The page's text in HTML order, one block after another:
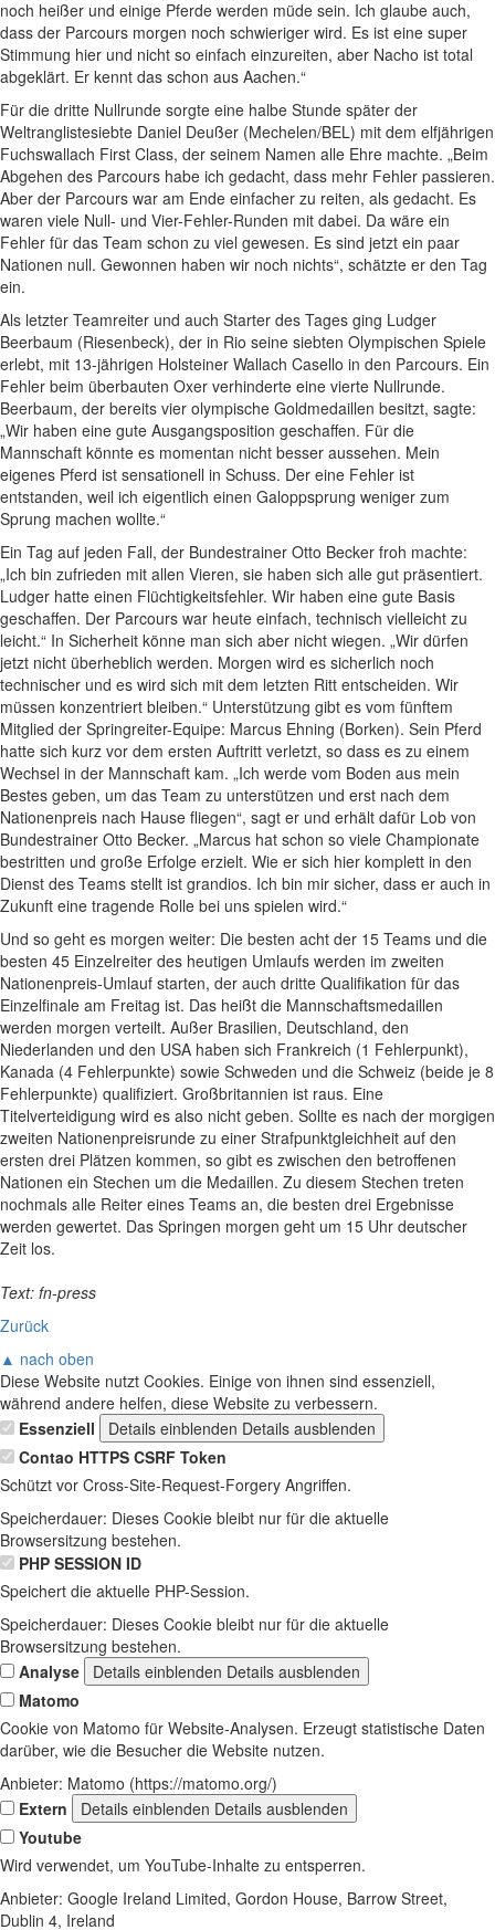
noch heißer und einige Pferde werden müde sein. Ich glaube auch,
dass der Parcours morgen noch schwieriger wird. Es ist eine super
Stimmung hier und nicht so einfach einzureiten, aber Nacho ist total
abgeklärt. Er kennt das schon aus Aachen.“
Für die dritte Nullrunde sorgte eine halbe Stunde später der
Weltranglistesiebte Daniel Deußer (Mechelen/BEL) mit dem elfjährigen
Fuchswallach First Class, der seinem Namen alle Ehre machte. „Beim
Abgehen des Parcours habe ich gedacht, dass mehr Fehler passieren.
Aber der Parcours war am Ende einfacher zu reiten, als gedacht. Es
waren viele Null- und Vier-Fehler-Runden mit dabei. Da wäre ein
Fehler für das Team schon zu viel gewesen. Es sind jetzt ein paar
Nationen null. Gewonnen haben wir noch nichts“, schätzte er den Tag
ein.
Als letzter Teamreiter und auch Starter des Tages ging Ludger
Beerbaum (Riesenbeck), der in Rio seine siebten Olympischen Spiele
erlebt, mit 13-jährigen Holsteiner Wallach Casello in den Parcours. Ein
Fehler beim überbauten Oxer verhinderte eine vierte Nullrunde.
Beerbaum, der bereits vier olympische Goldmedaillen besitzt, sagte:
„Wir haben eine gute Ausgangsposition geschaffen. Für die
Mannschaft könnte es momentan nicht besser aussehen. Mein
eigenes Pferd ist sensationell in Schuss. Der eine Fehler ist
entstanden, weil ich eigentlich einen Galoppsprung weniger zum
Sprung machen wollte.“
Ein Tag auf jeden Fall, der Bundestrainer Otto Becker froh machte:
„Ich bin zufrieden mit allen Vieren, sie haben sich alle gut präsentiert.
Ludger hatte einen Flüchtigkeitsfehler. Wir haben eine gute Basis
geschaffen. Der Parcours war heute einfach, technisch vielleicht zu
leicht.“ In Sicherheit könne man sich aber nicht wiegen. „Wir dürfen
jetzt nicht überheblich werden. Morgen wird es sicherlich noch
technischer und es wird sich mit dem letzten Ritt entscheiden. Wir
müssen konzentriert bleiben.“ Unterstützung gibt es vom fünftem
Mitglied der Springreiter-Equipe: Marcus Ehning (Borken). Sein Pferd
hatte sich kurz vor dem ersten Auftritt verletzt, so dass es zu einem
Wechsel in der Mannschaft kam. „Ich werde vom Boden aus mein
Bestes geben, um das Team zu unterstützen und erst nach dem
Nationenpreis nach Hause fliegen“, sagt er und erhält dafür Lob von
Bundestrainer Otto Becker. „Marcus hat schon so viele Championate
bestritten und große Erfolge erzielt. Wie er sich hier komplett in den
Dienst des Teams stellt ist grandios. Ich bin mir sicher, dass er auch in
Zukunft eine tragende Rolle bei uns spielen wird.“
Und so geht es morgen weiter: Die besten acht der 15 Teams und die
besten 45 Einzelreiter des heutigen Umlaufs werden im zweiten
Nationenpreis-Umlauf starten, der auch dritte Qualifikation für das
Einzelfinale am Freitag ist. Das heißt die Mannschaftsmedaillen
werden morgen verteilt. Außer Brasilien, Deutschland, den
Niederlanden und den USA haben sich Frankreich (1 Fehlerpunkt),
Kanada (4 Fehlerpunkte) sowie Schweden und die Schweiz (beide je 8
Fehlerpunkte) qualifiziert. Großbritannien ist raus. Eine
Titelverteidigung wird es also nicht geben. Sollte es nach der morgigen
zweiten Nationenpreisrunde zu einer Strafpunktgleichheit auf den
ersten drei Plätzen kommen, so gibt es zwischen den betroffenen
Nationen ein Stechen um die Medaillen. Zu diesem Stechen treten
nochmals alle Reiter eines Teams an, die besten drei Ergebnisse
werden gewertet. Das Springen morgen geht um 15 Uhr deutscher
Zeit los.
Text: fn-press
Zurück
▲ nach oben
Diese Website nutzt Cookies. Einige von ihnen sind essenziell,
während andere helfen, diese Website zu verbessern.
Essenziell
Details einblenden Details ausblenden
Contao HTTPS CSRF Token
Schützt vor Cross-Site-Request-Forgery Angriffen.
Speicherdauer: Dieses Cookie bleibt nur für die aktuelle
Browsersitzung bestehen.
PHP SESSION ID
Speichert die aktuelle PHP-Session.
Speicherdauer: Dieses Cookie bleibt nur für die aktuelle
Browsersitzung bestehen.
Analyse
Details einblenden Details ausblenden
Matomo
Cookie von Matomo für Website-Analysen. Erzeugt statistische Daten
darüber, wie die Besucher die Website nutzen.
Anbieter: Matomo (https://matomo.org/)
Extern
Details einblenden Details ausblenden
Youtube
Wird verwendet, um YouTube-Inhalte zu entsperren.
Anbieter: Google Ireland Limited, Gordon House, Barrow Street,
Dublin 4, Ireland